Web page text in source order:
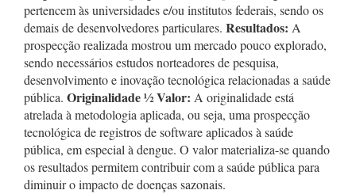
pertencem às universidades e/ou institutos federais, sendo os
demais de desenvolvedores particulares. Resultados: A
prospecção realizada mostrou um mercado pouco explorado,
sendo necessários estudos norteadores de pesquisa,
desenvolvimento e inovação tecnológica relacionadas a saúde
pública. Originalidade½ Valor: A originalidade está
atrelada à metodologia aplicada, ou seja, uma prospecção
tecnológica de registros de software aplicados à saúde
pública, em especial à dengue. O valor materializa-se quando
os resultados permitem contribuir com a saúde pública para
diminuir o impacto de doenças sazonais.